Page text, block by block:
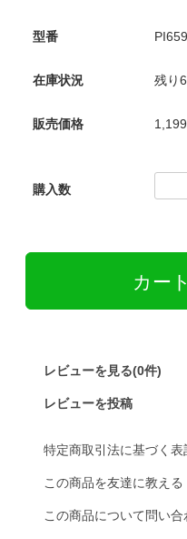
型番
在庫状況 残り
販売価格
購入数
レビューを見る(0件)
レビューを投稿
特定商取引法に基づく表
この商品を友達に教える
この商品について問い合